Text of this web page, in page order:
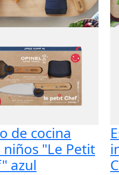
de cocina
niños "Le Petit
azul